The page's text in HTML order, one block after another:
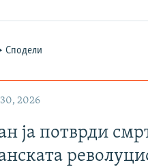
Сподели
2026
ја потврди